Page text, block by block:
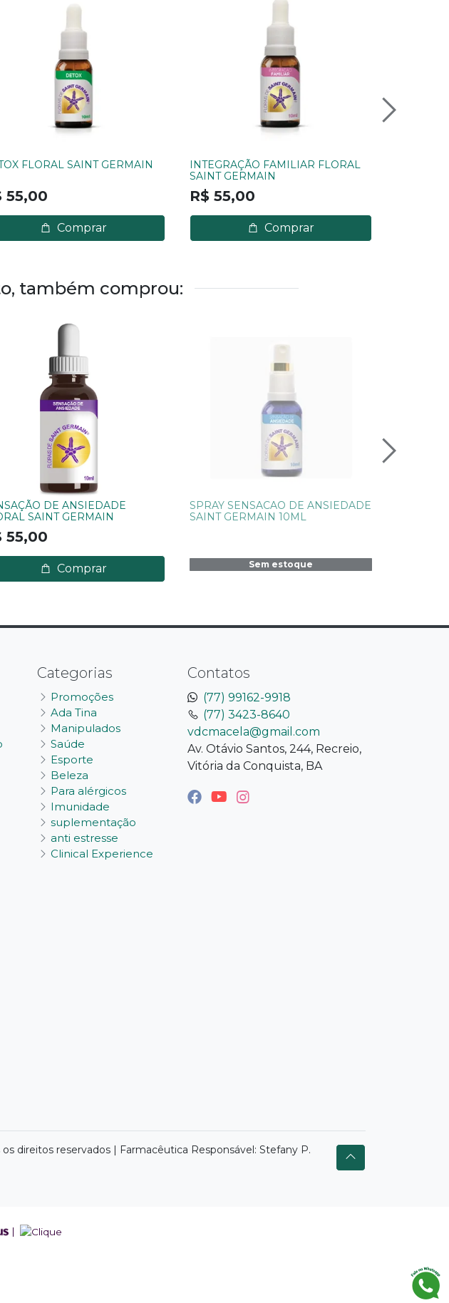
FLORAL SAINT GERMAIN
55,00
Comprar
INTEGRAÇÃO FAMILIAR FLORAL
SAINT GERMAIN
R$ 55,00
Comprar
também comprou:
DE ANSIEDADE
SAINT GERMAIN
55,00
Comprar
SPRAY SENSACAO DE ANSIEDADE
SAINT GERMAIN 10ML
Sem estoque
Contatos
(77) 99162-9918
(77) 3423-8640
vdcmacela@gmail.com
Av. Otávio Santos, 244, Recreio,
Vitória da Conquista, BA
Categorias
Promoções
Ada Tina
Manipulados
Saúde
Esporte
Beleza
Para alérgicos
Imunidade
suplementação
anti estresse
Clinical Experience
direitos reservados | Farmacêutica Responsável: Stefany P.
|